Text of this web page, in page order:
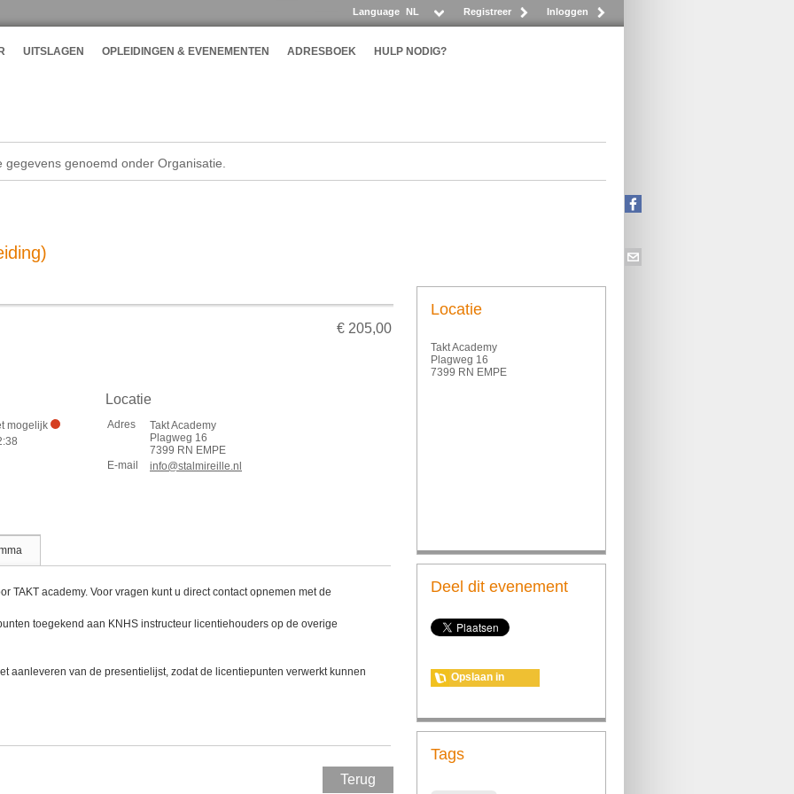
Registreer Inloggen
Language NL
UITSLAGEN OPLEIDINGEN & EVENEMENTEN ADRESBOEK HULP NODIG?
genoemd onder Organisatie.
€ 205,00
mogelijk
Locatie
Adres
Takt Academy
Plagweg 16
7399 RN EMPE
E-mail
info@stalmireille.nl
TAKT academy. Voor vragen kunt u direct contact opnemen met de
toegekend aan KNHS instructeur licentiehouders op de overige
aanleveren van de presentielijst, zodat de licentiepunten verwerkt kunnen
Terug
Locatie
Takt Academy
Plagweg 16
7399 RN EMPE
Deel dit evenement
Opslaan in
Tags